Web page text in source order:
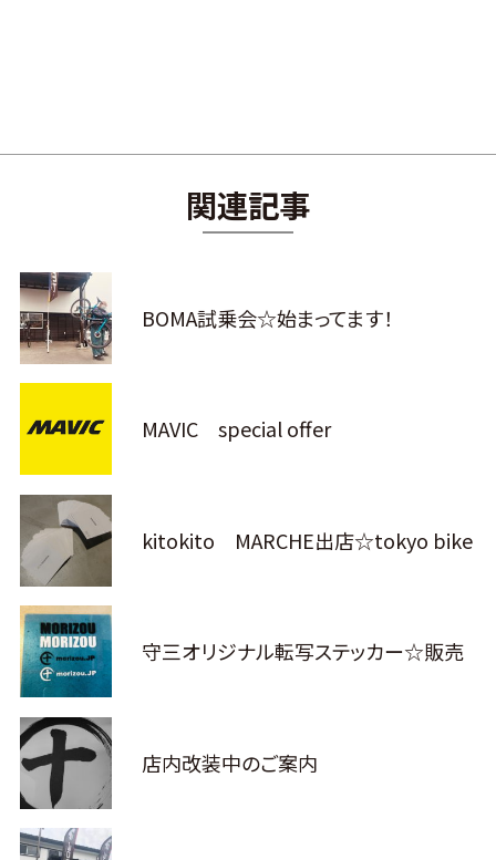
関連記事
BOMA試乗会☆始まってます！
MAVIC special offer
kitokito MARCHE出店☆tokyo bike
守三オリジナル転写ステッカー☆販売
店内改装中のご案内